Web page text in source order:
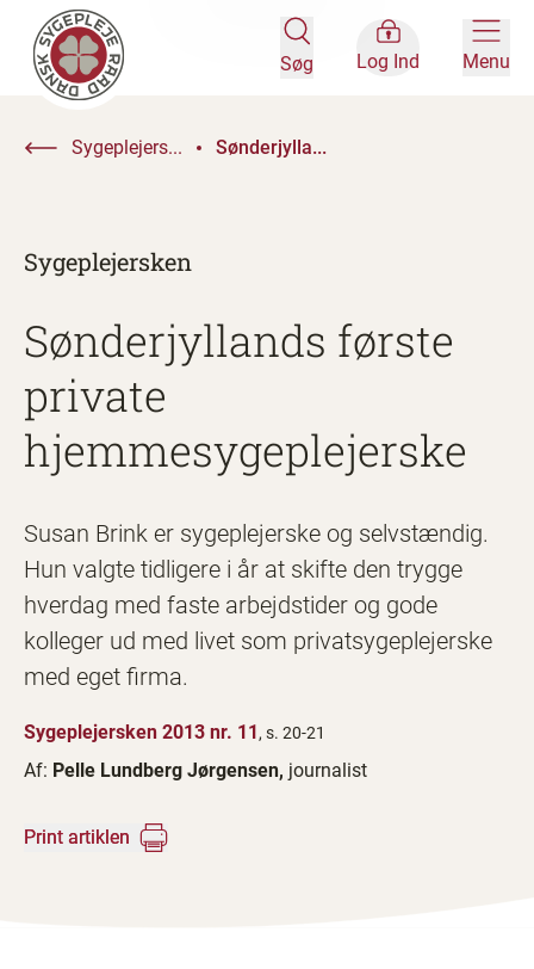
Søg Log Ind Menu
Sygeplejers... Sønderjylla...
Sygeplejersken
Sønderjyllands første
private
hjemmesygeplejerske
Susan Brink er sygeplejerske og selvstændig.
Hun valgte tidligere i år at skifte den trygge
hverdag med faste arbejdstider og gode
kolleger ud med livet som privatsygeplejerske
med eget firma.
Sygeplejersken 2013 nr. 11, s. 20-21
Af: Pelle Lundberg Jørgensen, journalist
Print artiklen